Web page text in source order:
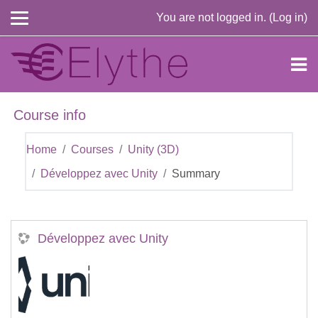
You are not logged in. (Log in)
Course info
Home Courses Unity (3D)
Développez avec Unity Summary
Développez avec Unity